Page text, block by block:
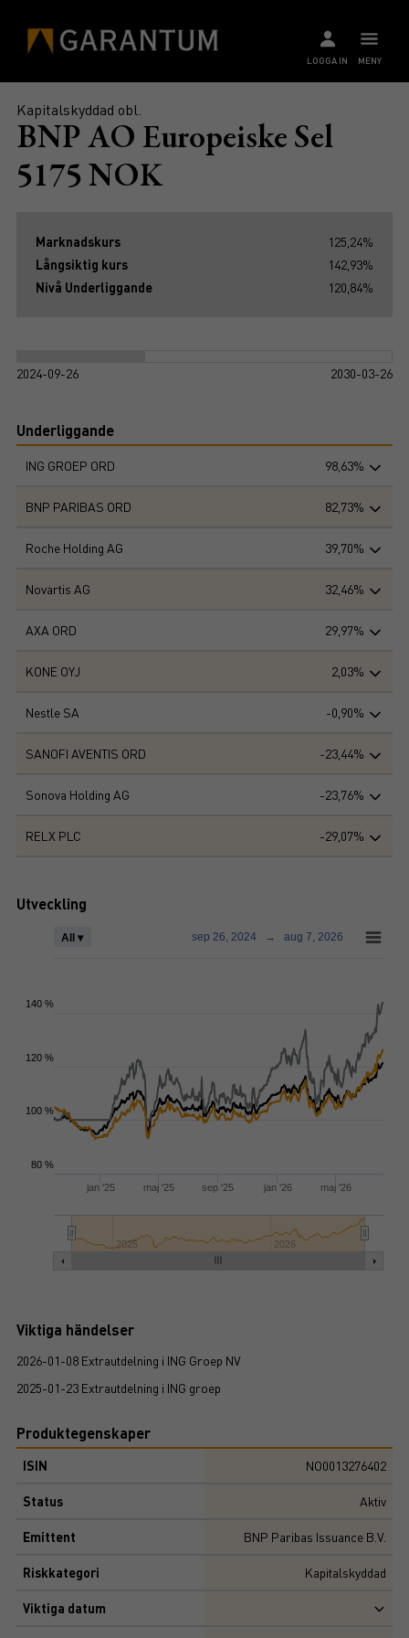
MENY
LOGGA IN
Kapitalskyddad obl.
BNP AO Europeiske Sel
5175 NOK
Marknadskurs
125,24%
Långsiktig kurs
142,93%
Nivå Underliggande
120,84%
2024-09-26 2030-03-26
Underliggande
ING GROEP ORD 98,63%
BNP PARIBAS ORD 82,73%
Roche Holding AG 39,70%
Novartis AG 32,46%
AXA ORD 29,97%
KONE OYJ 2,03%
Nestle SA -0,90%
SANOFI AVENTIS ORD -23,44%
Sonova Holding AG -23,76%
RELX PLC -29,07%
Utveckling
jan '25 maj '25 sep '25 jan '26 maj '26
2025 2026
All ▾ sep 26, 2024 → aug 7, 2026
80 %
100 %
120 %
140 %
Viktiga händelser
2026-01-08 Extrautdelning i ING Groep NV
2025-01-23 Extrautdelning i ING groep
Produktegenskaper
ISIN NO0013276402
Status Aktiv
Emittent BNP Paribas Issuance B.V.
Riskkategori Kapitalskyddad
Viktiga datum